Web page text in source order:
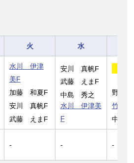
火 水
水川 伊津
美F
加藤 和夏F
安川 真帆F
武藤 えまF
安川 真帆F
武藤 えまF
中島 秀之
水川 伊津美
F
野村
竹島
中島
- - -